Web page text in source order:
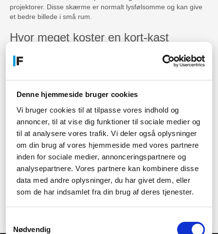
Denne hjemmeside bruger cookies
Vi bruger cookies til at tilpasse vores indhold og
annoncer, til at vise dig funktioner til sociale medier og
til at analysere vores trafik. Vi deler også oplysninger
om din brug af vores hjemmeside med vores partnere
inden for sociale medier, annonceringspartnere og
analysepartnere. Vores partnere kan kombinere disse
data med andre oplysninger, du har givet dem, eller
som de har indsamlet fra din brug af deres tjenester.
Nødvendig
projektorer. Disse skærme er normalt lysfølsomme og kan give
et bedre billede i små rum.
Hvor meget koster en kort-kast
Prisen på en kort-kast projektor varierer afhængigt af teknologi
Fordele:
Ideel til små rum og begrænsede pladsforhold
Nem at installere og bruge
Kan bruges både indendørs og udendørs
Ulemper:
Kan være dyrere sammenlignet med almindelige
projektorer
Kræver ofte specifikke skærme for optimal billedkvalitet
Begrænset mulighed for at justere størrelsen på det